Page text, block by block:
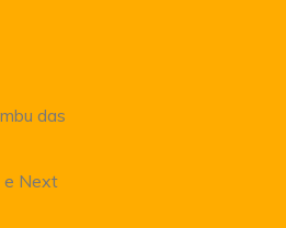
das
e Next